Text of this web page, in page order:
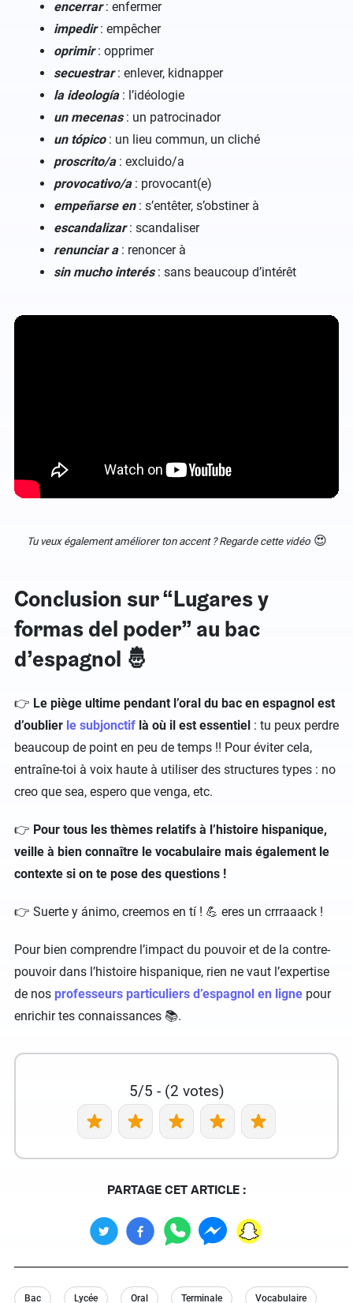
encerrar: enfermer
impedir : empêcher
oprimir : opprimer
secuestrar : enlever, kidnapper
la ideología: l’idéologie
un mecenas: un patrocinador
un tópico: un lieu commun, un cliché
proscrito/a : excluido/a
provocativo/a : provocant(e)
empeñarse en: s’entêter, s’obstiner à
escandalizar : scandaliser
renunciar a: renoncer à
sin mucho interés: sans beaucoup d’intérêt
Tu veux également améliorer ton accent ? Regarde cette vidéo 😍
Conclusion sur “Lugares y
formas del poder” au bac
d’espagnol 🤴
👉 Le piège ultime pendant l’oral du bac en espagnol est
d’oublier le subjonctif là où il est essentiel : tu peux perdre
beaucoup de point en peu de temps !! Pour éviter cela,
entraîne-toi à voix haute à utiliser des structures types : no
creo que sea, espero que venga, etc.
👉 Pour tous les thèmes relatifs à l’histoire hispanique,
veille à bien connaître le vocabulaire mais également le
contexte si on te pose des questions !
👉 Suerte y ánimo, creemos en tí ! 💪 eres un crrraaack !
Pour bien comprendre l’impact du pouvoir et de la contre-
pouvoir dans l’histoire hispanique, rien ne vaut l’expertise
de nos professeurs particuliers d’espagnol en ligne pour
enrichir tes connaissances 📚.
5/5 - (2 votes)
PARTAGE CET ARTICLE :
Bac Lycée Oral Terminale Vocabulaire